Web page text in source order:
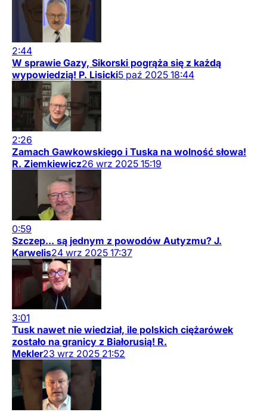
2:44
W sprawie Gazy, Sikorski pogrąża się z każdą
wypowiedzią! P. Lisicki5 paź 2025 18:44
2:26
Zamach Gawkowskiego i Tuska na wolność słowa!
R. Ziemkiewicz26 wrz 2025 15:19
0:59
Szczep... są jednym z powodów Autyzmu? J.
Karwelis24 wrz 2025 17:37
3:01
Tusk nawet nie wiedział, ile polskich ciężarówek
zostało na granicy z Białorusią! R.
Mekler23 wrz 2025 21:52